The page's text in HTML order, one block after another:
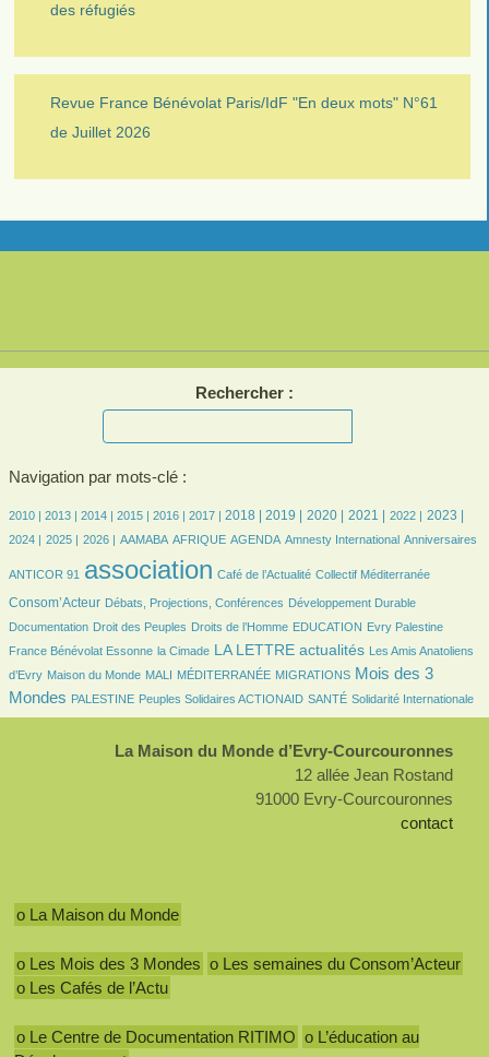
des réfugiés
Revue France Bénévolat Paris/IdF "En deux mots" N°61
de Juillet 2026
Rechercher :
Navigation par mots-clé :
8/2077
2010 |
7/20772013 |
153/2077 2014 |
293/2077 2015 |
358/2077 2016 |
401/2077 2017 |
585/2077 2018 |
587/2077 2019 |
582/2077 2020 |
535/2077 2021 |
423/2077 2022 |
473/2077 2023 |
400/2077
2024 |
386/2077
2025 |
429/2077 2026 |
77/2077 AAMABA
182/2077 AFRIQUE
434/2077 AGENDA
11/2077 Amnesty International
24/2077 Anniversaires
26/2077
ANTICOR 91 association Café de l’Actualité Collectif Méditerranée
Consom’Acteur
130/2077 Débats, Projections, Conférences
149/2077 Développement Durable
70/2077
Documentation
24/2077 Droit des Peuples
143/2077 Droits de l’Homme
44/2077 EDUCATION
9/2077 Evry Palestine
75/2077
France Bénévolat Essonne
17/2077 la Cimade
766/2077 LA LETTRE actualités
32/2077
Les Amis Anatoliens
d’Evry
78/2077Maison du Monde
23/2077 MALI
12/2077 MÉDITERRANÉE
111/2077 MIGRATIONS
957/2077
Mois des 3
Mondes
80/2077 PALESTINE
91/2077 Peuples Solidaires ACTIONAID
96/2077 SANTÉ
246/2077 Solidarité Internationale
La Maison du Monde d’Evry-Courcouronnes
12 allée Jean Rostand
91000 Evry-Courcouronnes
contact
o La Maison du Monde
o Les Mois des 3 Mondes o Les semaines du Consom’Acteur
o Les Cafés de l’Actu
o Le Centre de Documentation RITIMO o L’éducation au